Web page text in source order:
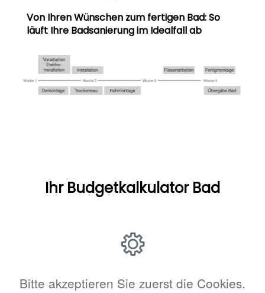
Von Ihren Wünschen zum fertigen Bad: So
läuft Ihre Badsanierung im Idealfall ab
Ihr Budgetkalkulator Bad
Bitte akzeptieren Sie zuerst die Cookies.